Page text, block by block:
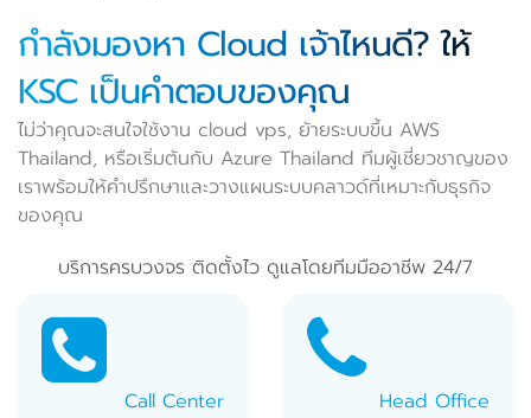
กำลังมองหา Cloud เจ้าไหนดี? ให้
KSC เป็นคำตอบของคุณ
ไม่ว่าคุณจะสนใจใช้งาน cloud vps, ย้ายระบบขึ้น AWS
Thailand, หรือเริ่มต้นกับ Azure Thailand ทีมผู้เชี่ยวชาญของ
เราพร้อมให้คำปรึกษาและวางแผนระบบคลาวด์ที่เหมาะกับธุรกิจ
ของคุณ
บริการครบวงจร ติดตั้งไว ดูแลโดยทีมมืออาชีพ 24/7
Call Center Head Office